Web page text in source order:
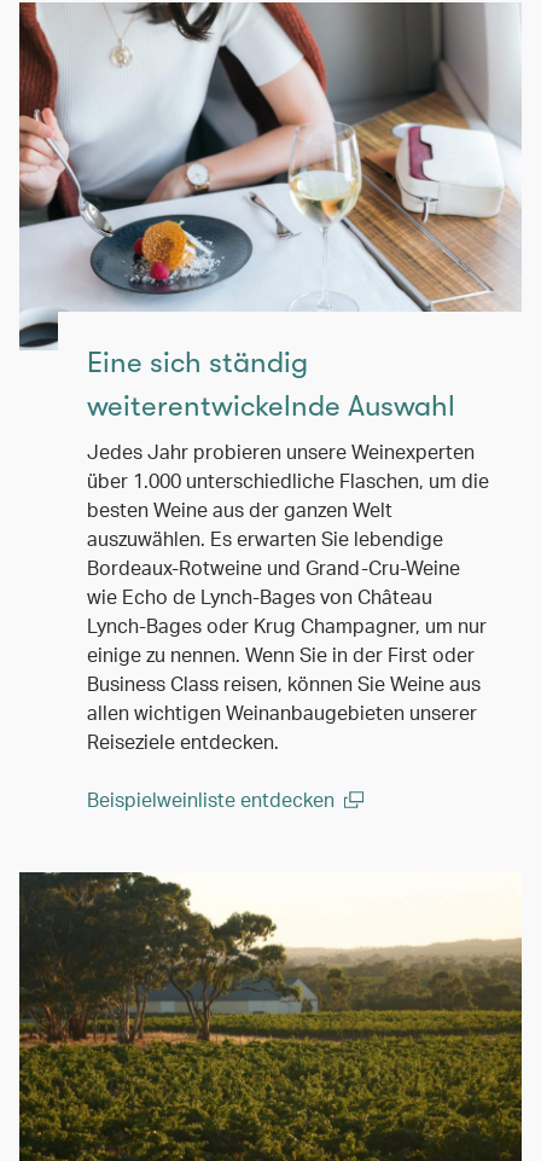
Eine sich ständig
weiterentwickelnde Auswahl
Jedes Jahr probieren unsere Weinexperten
über 1.000 unterschiedliche Flaschen, um die
besten Weine aus der ganzen Welt
auszuwählen. Es erwarten Sie lebendige
Bordeaux-Rotweine und Grand-Cru-Weine
wie Echo de Lynch-Bages von Château
Lynch-Bages oder Krug Champagner, um nur
einige zu nennen. Wenn Sie in der First oder
Business Class reisen, können Sie Weine aus
allen wichtigen Weinanbaugebieten unserer
Reiseziele entdecken.
Beispielweinliste entdecken